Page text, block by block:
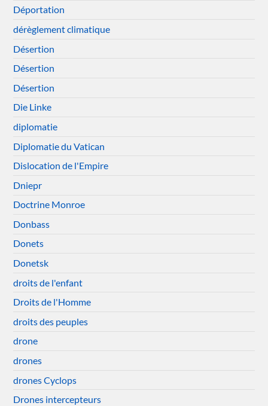
Déportation
dérèglement climatique
Désertion
Désertion
Désertion
Die Linke
diplomatie
Diplomatie du Vatican
Dislocation de l'Empire
Dniepr
Doctrine Monroe
Donbass
Donets
Donetsk
droits de l'enfant
Droits de l'Homme
droits des peuples
drone
drones
drones Cyclops
Drones intercepteurs